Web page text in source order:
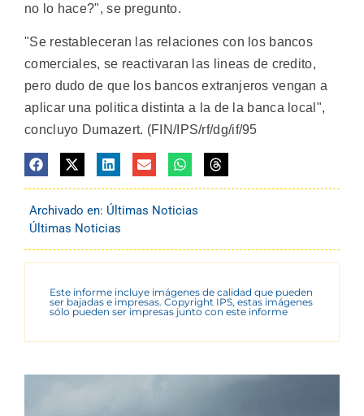
no lo hace?", se pregunto.
"Se restableceran las relaciones con los bancos
comerciales, se reactivaran las lineas de credito,
pero dudo de que los bancos extranjeros vengan a
aplicar una politica distinta a la de la banca local",
concluyo Dumazert. (FIN/IPS/rf/dg/if/95
Archivado en: Últimas Noticias
Últimas Noticias
Este informe incluye imágenes de calidad que pueden
ser bajadas e impresas. Copyright IPS, estas imágenes
sólo pueden ser impresas junto con este informe